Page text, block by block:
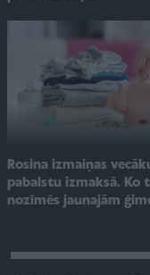
Rosina izmaiņas
pabalstu izmaksā. Ko
nozīmēs jaunajām